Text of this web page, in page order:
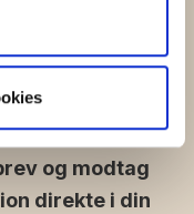
partnere inden
og
disse
dem, eller som
tjenester.
og modtag
direkte i din